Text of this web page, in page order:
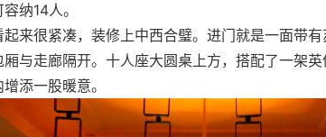
纳14人。
来很紧凑，装修上中西合璧。进门就是一面带
与走廊隔开。十人座大圆桌上方，搭配了一架
添一股暖意。